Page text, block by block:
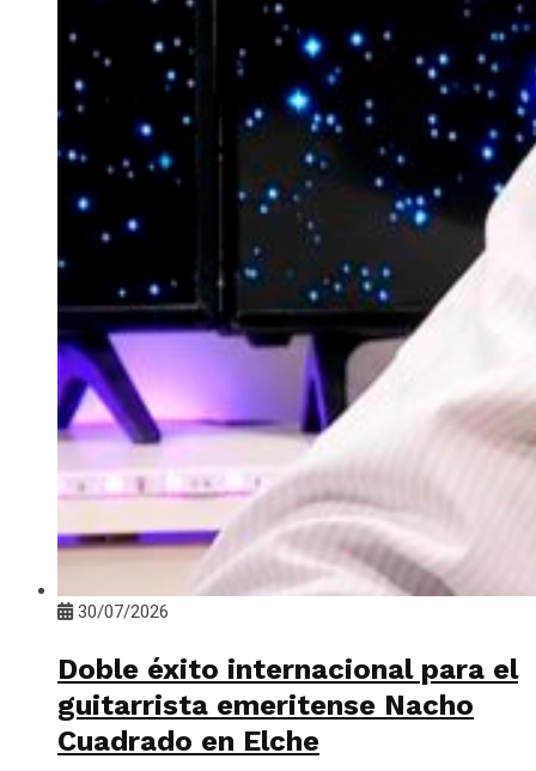
30/07/2026
Doble éxito internacional para el
guitarrista emeritense Nacho
Cuadrado en Elche